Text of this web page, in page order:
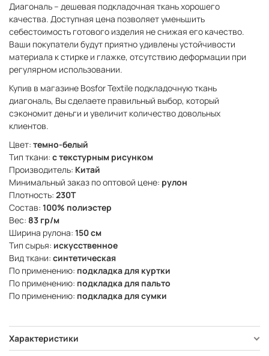
Диагональ – дешевая подкладочная ткань хорошего
качества. Доступная цена позволяет уменьшить
себестоимость готового изделия не снижая его качество.
Ваши покупатели будут приятно удивлены устойчивости
материала к стирке и глажке, отсутствию деформации при
регулярном использовании.
Купив в магазине Bosfor Textile подкладочную ткань
диагональ, Вы сделаете правильный выбор, который
сэкономит деньги и увеличит количество довольных
клиентов.
Цвет: темно-белый
Тип ткани: с текстурным рисунком
Производитель: Китай
Минимальный заказ по оптовой цене: рулон
Плотность: 230Т
Состав: 100% полиэстер
Вес: 83 гр/м
Ширина рулона: 150 см
Тип сырья: искусственное
Вид ткани: синтетическая
По применению: подкладка для куртки
По применению: подкладка для пальто
По применению: подкладка для сумки
Характеристики